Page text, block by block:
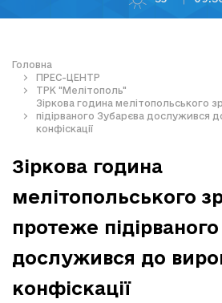
Головна
ПРЕС-ЦЕНТР
ТРК "Мелітополь"
Зіркова година мелітопольського
підірваного Зубарєва дослужився
конфіскації
Зіркова година
мелітопольського
протеже
дослужився до
конфіскації